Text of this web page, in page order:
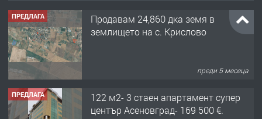
ПРЕДЛАГА
Продавам 24,860 дка земя в
землището на с. Крислово
преди 5 месеца
ПРЕДЛАГА
122 м2- 3 стаен апартамент супер
център Асеновград- 169 500 €.